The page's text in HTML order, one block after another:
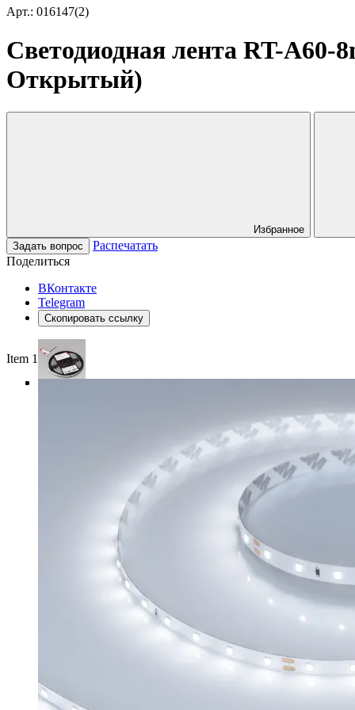
Арт.: 016147(2)
Светодиодная лента RT-
Открытый)
Избранное
Задать вопрос
Распечатать
Поделиться
ВКонтакте
Telegram
Скопировать ссылку
Item 1 of 4